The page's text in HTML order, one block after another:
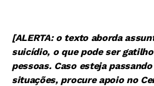
[ALERTA: o texto aborda
suicídio, o que pode ser
pessoas. Caso esteja
situações, procure apoio no